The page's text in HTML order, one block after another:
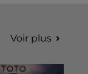
Voir plus